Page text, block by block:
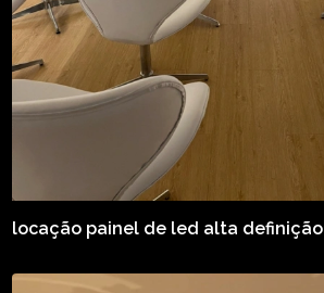
locação painel de led alta definição